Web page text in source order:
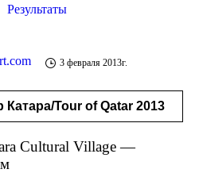
Результаты
3 февраля 2013г.
Катара/Tour of Qatar 2013
Cultural Village —